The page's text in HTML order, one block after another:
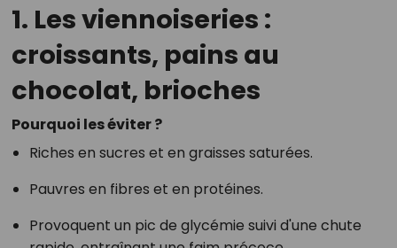
1. Les viennoiseries :
croissants, pains au
chocolat, brioches
Pourquoi les éviter ?
Riches en sucres et en graisses saturées.
Pauvres en fibres et en protéines.
Provoquent un pic de glycémie suivi d'une chute